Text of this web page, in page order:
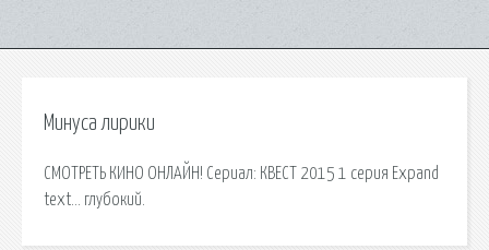
Минуса лирики
СМОТРЕТЬ КИНО ОНЛАЙН! Сериал: КВЕСТ 2015 1 серия Expand
text… глубокий.